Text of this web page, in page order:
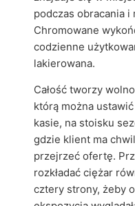
podczas obracania
Chromowane
codzienne
lakierowana.
Całość tworzy
którą można
kasie, na stoisku
gdzie klient ma
przejrzeć ofertę.
rozkładać ciężar
cztery strony, żeby